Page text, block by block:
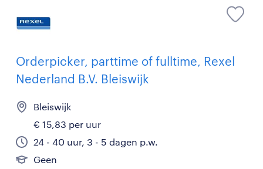
Orderpicker, parttime of fulltime, Rexel
Nederland B.V. Bleiswijk
Bleiswijk
€ 15,83 per uur
24 - 40 uur, 3 - 5 dagen p.w.
Geen